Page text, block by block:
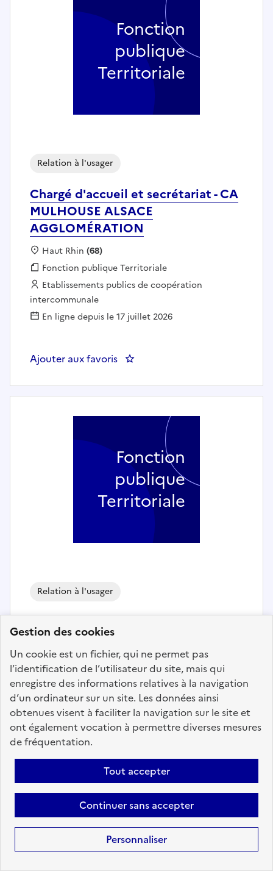
Gestion des cookies
Un cookie est un fichier, qui ne permet pas
l’identification de l’utilisateur du site, mais qui
enregistre des informations relatives à la navigation
d’un ordinateur sur un site. Les données ainsi
obtenues visent à faciliter la navigation sur le site et
ont également vocation à permettre diverses mesures
de fréquentation.
Tout accepter
Continuer sans accepter
Personnaliser
Chargé d'accueil et secrétariat - CA
MULHOUSE ALSACE
AGGLOMÉRATION
Relation à l'usager
Localisation :
Haut Rhin (68)
Fonction publique :
Fonction publique Territoriale
Employeur :
Etablissements publics de coopération
intercommunale
En ligne depuis le 17 juillet 2026
Ajouter aux favoris : Chargé d'accueil et secrétariat
Fonction
publique
Territoriale
CITOYENNETÉ ET POPULATION
(H/F) - COMMUNE DE CAVAILLON -
MAIRIE
Relation à l'usager
Localisation :
Vaucluse(84)
Fonction publique :
Fonction publique Territoriale
Employeur :
Communes
En ligne depuis le 17 juillet 2026
Fonction
publique
Territoriale
67 68